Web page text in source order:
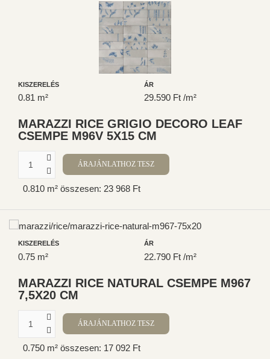
KISZERELÉS
0.81 m²
ÁR
29.590 Ft /m²
MARAZZI RICE GRIGIO DECORO LEAF
CSEMPE M96V 5X15 CM
0.810 m² összesen: 23 968 Ft
KISZERELÉS
0.75 m²
ÁR
22.790 Ft /m²
MARAZZI RICE NATURAL CSEMPE M967
7,5X20 CM
0.750 m² összesen: 17 092 Ft